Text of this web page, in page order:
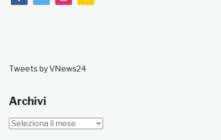
Tweets by VNews24
Archivi
Archivi